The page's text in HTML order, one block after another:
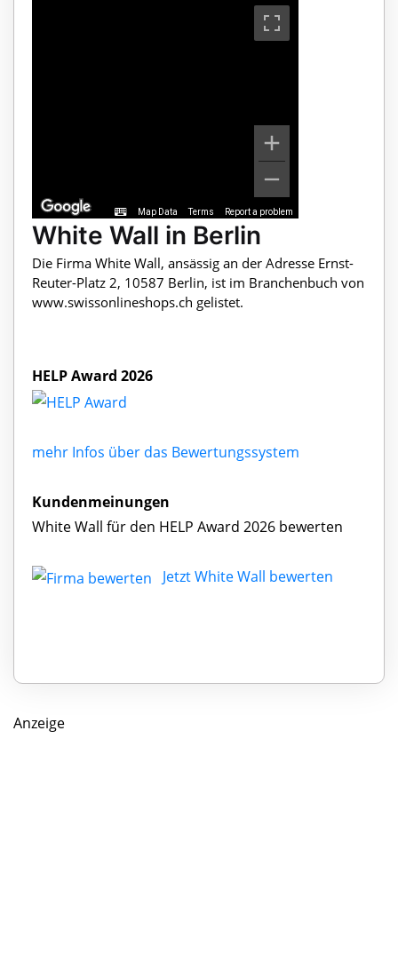
Map Data Terms Report a problem
White Wall in Berlin
Die Firma White Wall, ansässig an der Adresse Ernst-
Reuter-Platz 2, 10587 Berlin, ist im Branchenbuch von
www.swissonlineshops.ch gelistet.
HELP Award 2026
mehr Infos über das Bewertungssystem
Kundenmeinungen
White Wall für den HELP Award 2026 bewerten
Jetzt White Wall bewerten
Anzeige